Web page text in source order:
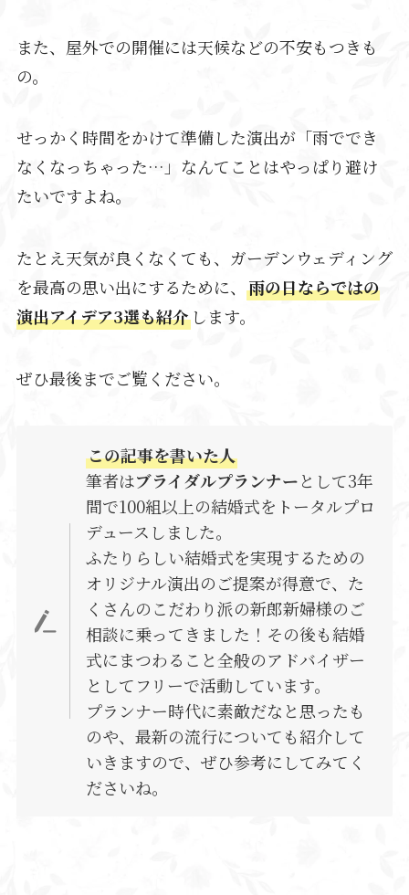
また、屋外での開催には天候などの不安もつきも
の。
せっかく時間をかけて準備した演出が「雨ででき
なくなっちゃった…」なんてことはやっぱり避け
たいですよね。
たとえ天気が良くなくても、ガーデンウェディング
を最高の思い出にするために、 雨の日ならではの
演出アイデア3選も紹介します。
ぜひ最後までご覧ください。
この記事を書いた人
筆者はブライダルプランナーとして3年
間で100組以上の結婚式をトータルプロ
デュースしました。
ふたりらしい結婚式を実現するための
オリジナル演出のご提案が得意で、た
くさんのこだわり派の新郎新婦様のご
相談に乗ってきました！その後も結婚
式にまつわること全般のアドバイザー
としてフリーで活動しています。
プランナー時代に素敵だなと思ったも
のや、最新の流行についても紹介して
いきますので、ぜひ参考にしてみてく
ださいね。